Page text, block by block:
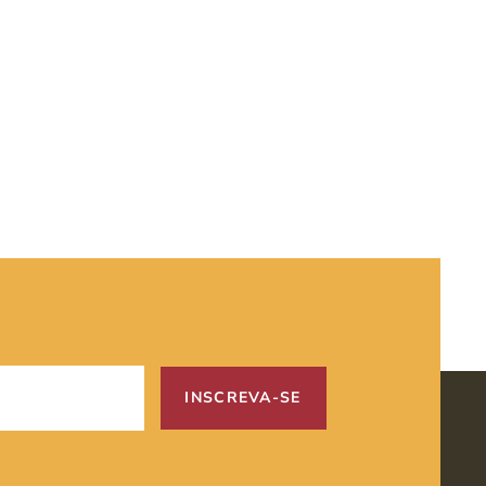
INSCREVA-SE